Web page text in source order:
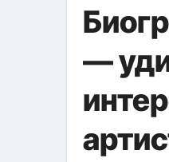
—